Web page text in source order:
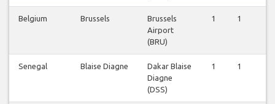
Belgium Brussels
Brussels
Airport
(BRU)
1 1
Senegal Blaise Diagne
Dakar Blaise
Diagne
(DSS)
1 1